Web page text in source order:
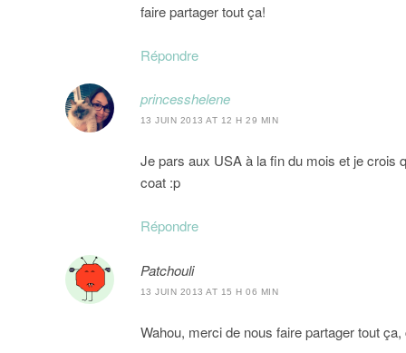
faire partager tout ça!
Répondre
princesshelene
13 JUIN 2013 AT 12 H 29 MIN
Je pars aux USA à la fin du mois et je crois
coat :p
Répondre
Patchouli
13 JUIN 2013 AT 15 H 06 MIN
Wahou, merci de nous faire partager tout